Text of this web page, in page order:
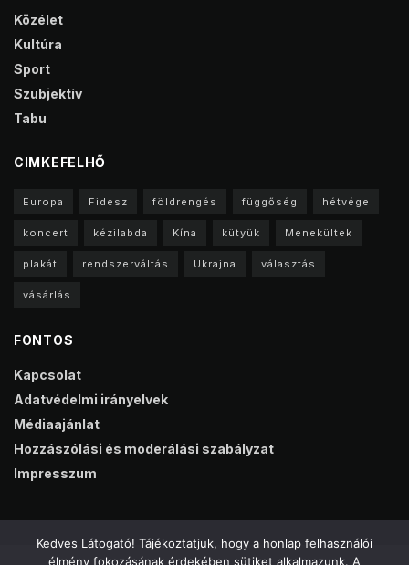
Közélet
Kultúra
Sport
Szubjektív
Tabu
CIMKEFELHŐ
Europa Fidesz földrengés függőség hétvége
koncert kézilabda Kína kütyük Menekültek
plakát rendszerváltás Ukrajna választás
vásárlás
FONTOS
Kapcsolat
Adatvédelmi irányelvek
Médiaajánlat
Hozzászólási és moderálási szabályzat
Impresszum
Kedves Látogató! Tájékoztatjuk, hogy a honlap felhasználói
élmény fokozásának érdekében sütiket alkalmazunk. A